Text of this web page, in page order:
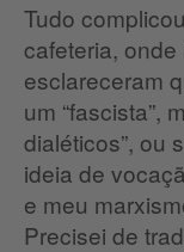
Tudo
cafeteria,
esclareceram
um “fascista”,
dialéticos”, ou
ideia de
e meu
Precisei de